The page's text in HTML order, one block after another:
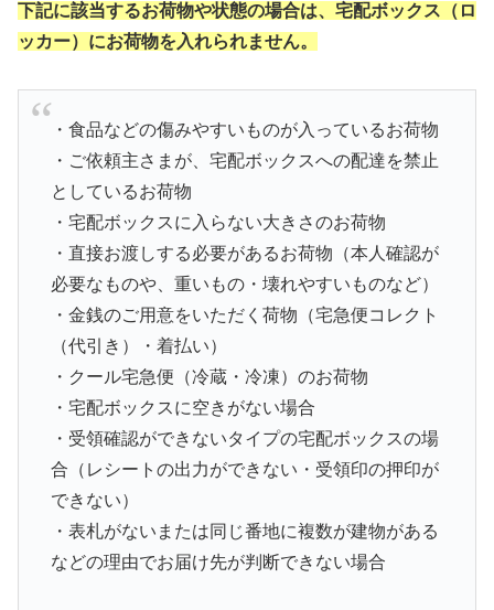
下記に該当するお荷物や状態の場合は、宅配ボックス（ロ
ッカー）にお荷物を入れられません。
・食品などの傷みやすいものが入っているお荷物
・ご依頼主さまが、宅配ボックスへの配達を禁止
としているお荷物
・宅配ボックスに入らない大きさのお荷物
・直接お渡しする必要があるお荷物（本人確認が
必要なものや、重いもの・壊れやすいものなど）
・金銭のご用意をいただく荷物（宅急便コレクト
（代引き）・着払い）
・クール宅急便（冷蔵・冷凍）のお荷物
・宅配ボックスに空きがない場合
・受領確認ができないタイプの宅配ボックスの場
合（レシートの出力ができない・受領印の押印が
できない）
・表札がないまたは同じ番地に複数が建物がある
などの理由でお届け先が判断できない場合